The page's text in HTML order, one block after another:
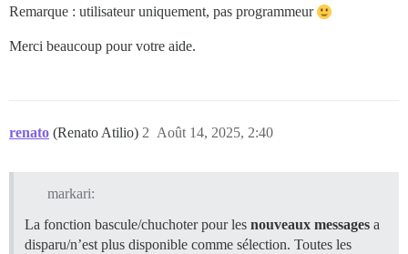
Remarque : utilisateur uniquement, pas programmeur
Merci beaucoup pour votre aide.
renato (Renato Atilio) Août 14, 2025, 2:40
2
markari:
La fonction bascule/chuchoter pour les nouveaux messages a
disparu/n’est plus disponible comme sélection. Toutes les